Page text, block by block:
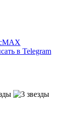
MAX